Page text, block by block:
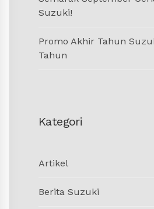
Suzuki!
Promo Akhir Tahun
Tahun
Kategori
Artikel
Berita Suzuki